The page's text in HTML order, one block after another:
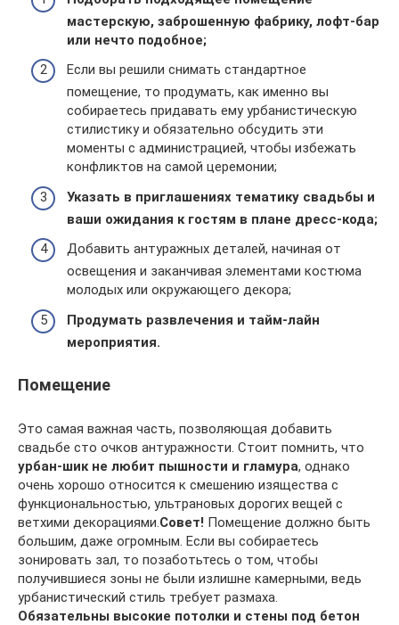
мастерскую, заброшенную фабрику, лофт-бар
или нечто подобное;
Если вы решили снимать стандартное
помещение, то продумать, как именно вы
собираетесь придавать ему урбанистическую
стилистику и обязательно обсудить эти
моменты с администрацией, чтобы избежать
конфликтов на самой церемонии;
Указать в приглашениях тематику свадьбы и
ваши ожидания к гостям в плане дресс-кода;
Добавить антуражных деталей, начиная от
освещения и заканчивая элементами костюма
молодых или окружающего декора;
Продумать развлечения и тайм-лайн
мероприятия.
Помещение
Это самая важная часть, позволяющая добавить
свадьбе сто очков антуражности. Стоит помнить, что
урбан-шик не любит пышности и гламура, однако
очень хорошо относится к смешению изящества с
функциональностью, ультрановых дорогих вещей с
ветхими декорациями. Совет! Помещение должно быть
большим, даже огромным. Если вы собираетесь
зонировать зал, то позаботьтесь о том, чтобы
получившиеся зоны не были излишне камерными, ведь
урбанистический стиль требует размаха.
Обязательны высокие потолки и стены под бетон